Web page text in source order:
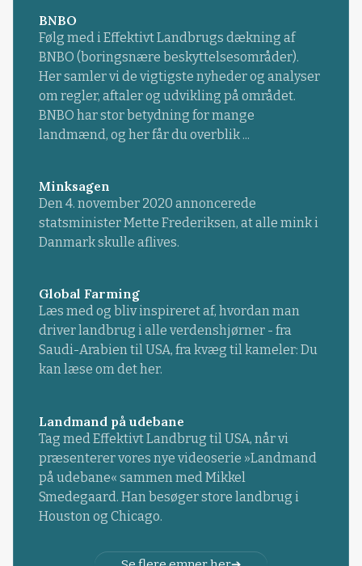
BNBO
Følg med i Effektivt Landbrugs dækning af
BNBO (boringsnære beskyttelsesområder).
Her samler vi de vigtigste nyheder og analyser
om regler, aftaler og udvikling på området.
BNBO har stor betydning for mange
landmænd, og her får du overblik ...
Minksagen
Den 4. november 2020 annoncerede
statsminister Mette Frederiksen, at alle mink i
Danmark skulle aflives.
Global Farming
Læs med og bliv inspireret af, hvordan man
driver landbrug i alle verdenshjørner - fra
Saudi-Arabien til USA, fra kvæg til kameler: Du
kan læse om det her.
Landmand på udebane
Tag med Effektivt Landbrug til USA, når vi
præsenterer vores nye videoserie »Landmand
på udebane« sammen med Mikkel
Smedegaard. Han besøger store landbrug i
Houston og Chicago.